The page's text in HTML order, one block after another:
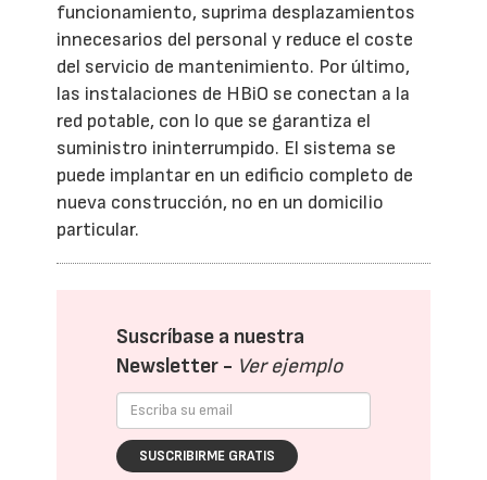
funcionamiento, suprima desplazamientos
innecesarios del personal y reduce el coste
del servicio de mantenimiento. Por último,
las instalaciones de HBiO se conectan a la
red potable, con lo que se garantiza el
suministro ininterrumpido. El sistema se
puede implantar en un edificio completo de
nueva construcción, no en un domicilio
particular.
Suscríbase a nuestra
Newsletter - Ver ejemplo
SUSCRIBIRME GRATIS